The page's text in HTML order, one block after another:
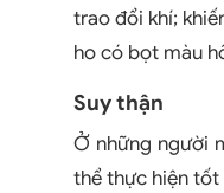
trao đổi khí;
ho có bọt màu
Suy thận
Ở những người
thể thực hiện tốt